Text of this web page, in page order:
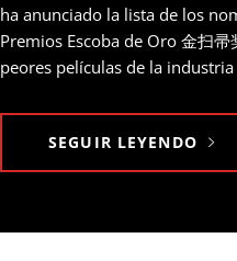
ha anunciado la lista de los
Premios Escoba de Oro 金扫
peores películas de la industria
SEGUIR LEYENDO